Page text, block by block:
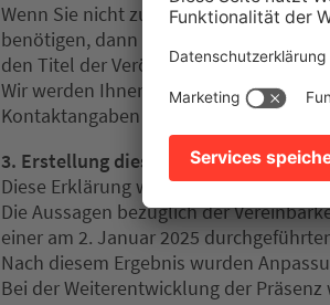
Wenn Sie nicht zugängliche Inhalte, z.
benötigen, dann nehmen Sie bitte per
den Titel der Veröffentlichung mit.
Wir werden Ihnen das Dokument
Kontaktangaben stehen unter „4.
3. Erstellung dieser Erklärung zur
Diese Erklärung wurde am 31. Januar
Die Aussagen bezüglich der
einer am 2. Januar 2025
Nach diesem Ergebnis wurden
Bei der Weiterentwicklung der